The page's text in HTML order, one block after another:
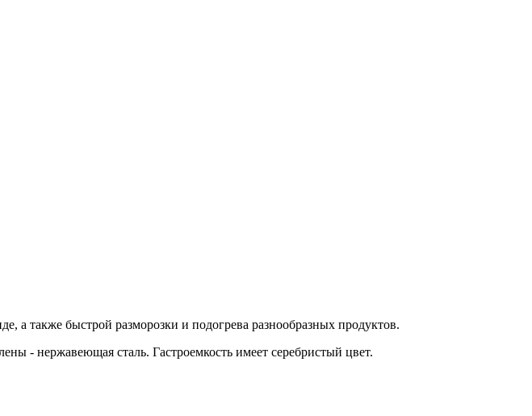
а также быстрой разморозки и подогрева разнообразных продуктов.
- нержавеющая сталь. Гастроемкость имеет серебристый цвет.